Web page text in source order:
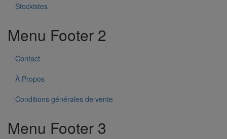
Stockistes
Menu Footer 2
Contact
À Propos
Conditions générales de vente
Menu Footer 3